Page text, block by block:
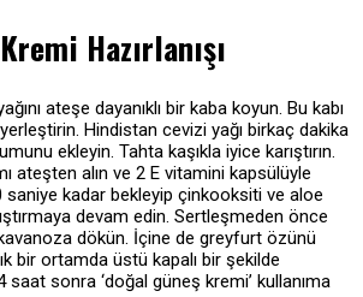
Hazırlanışı
ateşe dayanıklı bir kaba koyun. Bu kabı
Hindistan cevizi yağı birkaç dakika
ekleyin. Tahta kaşıkla iyice karıştırın.
ateşten alın ve 2 E vitamini kapsülüyle
saniye kadar bekleyip çinkooksiti ve aloe
devam edin. Sertleşmeden önce
kavanoza dökün. İçine de greyfurt özünü
bir ortamda üstü kapalı bir şekilde
saat sonra ‘doğal güneş kremi’ kullanıma